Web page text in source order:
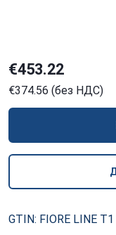
€453.22
€374.56 (без НДС)
GTIN: FIORE LINE